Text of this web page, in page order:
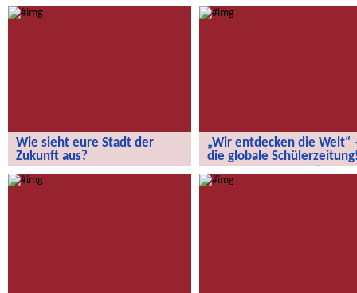
Wie sieht eure Stadt der
Zukunft aus?
Wie sieht eure Stadt der Zukunft aus?
„Wir entdecken die Welt“
die globale
„Wir entdecken die Welt“ – die
globale Schülerzeitung!